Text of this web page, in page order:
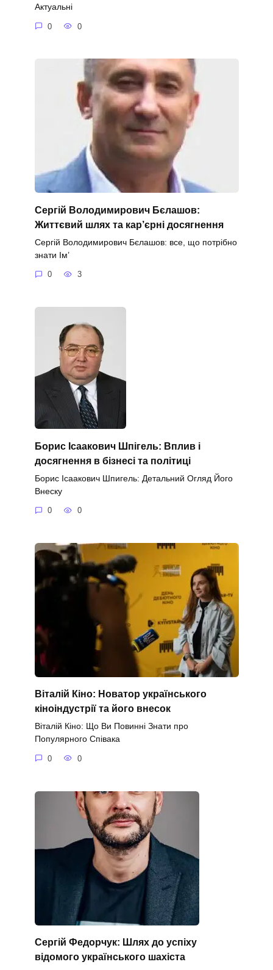
Актуальні
0 0
Сергій Володимирович Бєлашов:
Життєвий шлях та кар’єрні досягнення
Сергій Володимирович Бєлашов: все, що потрібно
знати Ім’
0 3
Борис Ісаакович Шпігель: Вплив і
досягнення в бізнесі та політиці
Борис Ісаакович Шпигель: Детальний Огляд Його
Внеску
0 0
Віталій Кіно: Новатор українського
кіноіндустрії та його внесок
Віталій Кіно: Що Ви Повинні Знати про
Популярного Співака
0 0
Сергій Федорчук: Шлях до успіху
відомого українського шахіста